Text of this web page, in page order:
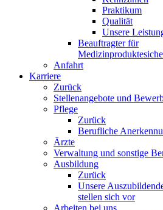
Praktikum
Qualität
Unsere
Beauftragter für
Anfahrt
Karriere
Zurück
Stellenangebote und
Pflege
Zurück
Berufliche
Ärzte
Verwaltung und sonstige
Ausbildung
Zurück
Unsere
stellen sich vor
Arbeiten bei uns